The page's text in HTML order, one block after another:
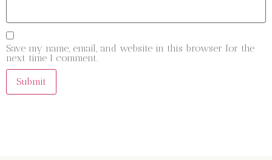
Save my name, email, and website in this browser for the
next time I comment.